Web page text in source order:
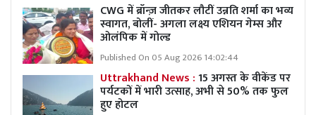
CWG में ब्रॉन्ज़ जीतकर लौटीं उन्नति शर्मा का भव्य
स्वागत, बोलीं- अगला लक्ष्य एशियन गेम्स और
ओलंपिक में गोल्ड
Published On 05 Aug 2026 14:02:44
Uttrakhand News :15 अगस्त के वीकेंड पर
पर्यटकों में भारी उत्साह, अभी से 50% तक फुल
हुए होटल